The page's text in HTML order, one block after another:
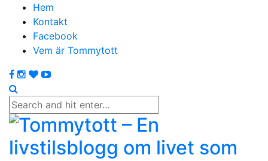
Hem
Kontakt
Facebook
Vem är Tommytott